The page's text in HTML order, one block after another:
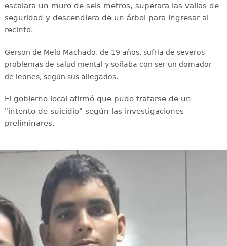
escalara un muro de seis metros, superara las vallas de
seguridad y descendiera de un árbol para ingresar al
recinto.
Gerson de Melo Machado, de 19 años, sufría de severos
problemas de salud mental y soñaba con ser un domador
de leones, según sus allegados.
El gobierno local afirmó que pudo tratarse de un
"intento de suicidio" según las investigaciones
preliminares.